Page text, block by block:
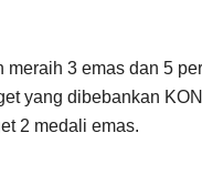
3 emas dan 5
yang dibebankan
2 medali emas.